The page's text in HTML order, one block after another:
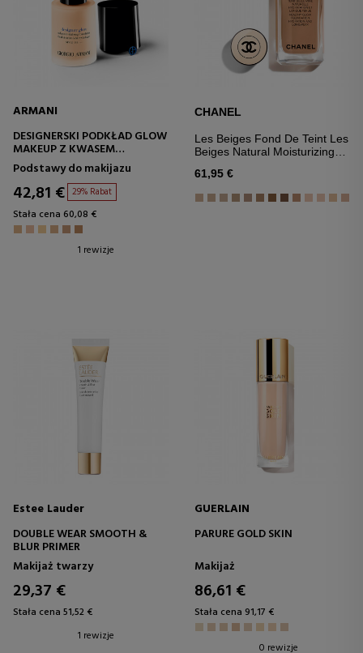
ARMANI
DESIGNERSKI PODKŁAD GLOW
MAKEUP Z KWASEM
HIALURONOWYM
Podstawy do makijazu
42,81 € 29% Rabat
Stała cena 60,08 €
1 rewizje
CHANEL
Les Beiges Fond De Teint Les
Beiges Natural Moisturizing
61,95 €
Estee Lauder
DOUBLE WEAR SMOOTH &
BLUR PRIMER
Makijaż twarzy
29,37 €
Stała cena 51,52 €
1 rewizje
GUERLAIN
PARURE GOLD SKIN
Makijaż
86,61 €
Stała cena 91,17 €
0 rewizje